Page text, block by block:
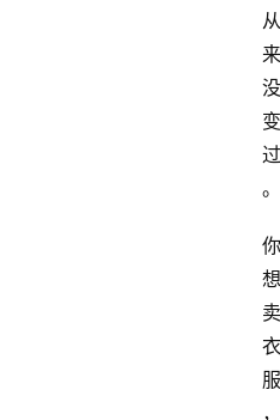
从
来
没
变
过
。
你
想
卖
衣
服
，